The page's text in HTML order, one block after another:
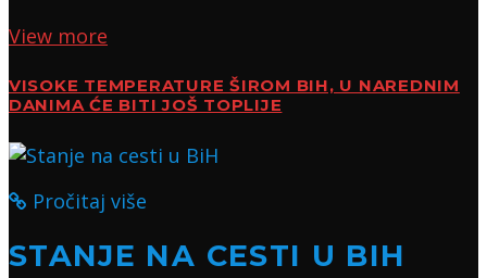
View more
VISOKE TEMPERATURE ŠIROM BIH, U NAREDNIM
DANIMA ĆE BITI JOŠ TOPLIJE
Pročitaj više
STANJE NA CESTI U BIH